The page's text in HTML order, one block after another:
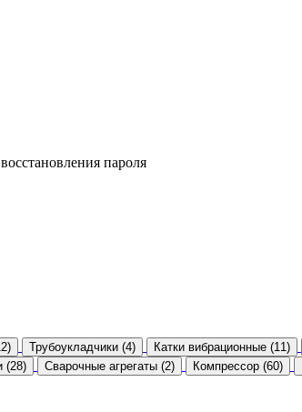
пароля
Трубоукладчики (4) Катки вибрационные (11)
(28) Сварочные агрегаты (2) Компрессор (60)